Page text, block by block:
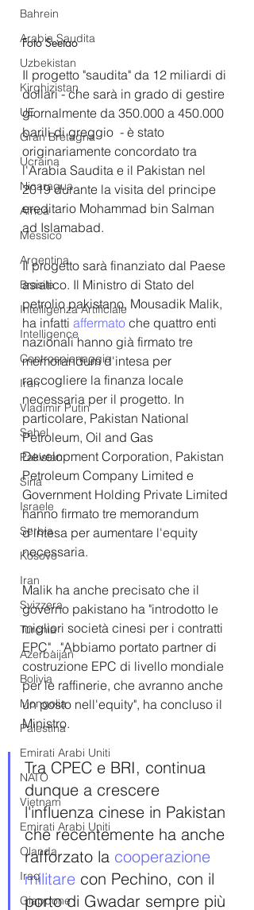
Bahrein
Arabia Saudita
Uzbekistan
Kirghizistan
UE
Gran Bretagna
Ucraina
Nicaragua
Africa
Messico
Argentina
Brasile
Intelligenza Artificiale
Intelligence
Controspionaggio
Iran
Vladimir Putin
Sahel
Pakistan
Siria
Israele
Serbia
Kosovo
Iran
Svizzera
Turchia
Azerbaijan
Bolivia
Mongolia
Palestina
Emirati Arabi Uniti
NATO
Vietnam
Emirati Arabi Uniti
Olanda
Iraq
Giappone
Foto Seetao
Il progetto "saudita" da 12 miliardi di
dollari - che sarà in grado di gestire
giornalmente da 350.000 a 450.000
barili di greggio  - è stato
originariamente concordato tra
l'Arabia Saudita e il Pakistan nel
2019 durante la visita del principe
ereditario Mohammad bin Salman
ad Islamabad.
Il progetto sarà finanziato dal Paese
asiatico. Il Ministro di Stato del
petrolio pakistano, Mousadik Malik,
ha infatti affermato che quattro enti
nazionali hanno già firmato tre
memorandum d'intesa per
raccogliere la finanza locale
necessaria per il progetto. In
particolare, Pakistan National
Petroleum, Oil and Gas
Development Corporation, Pakistan
Petroleum Company Limited e
Government Holding Private Limited
hanno firmato tre memorandum
d'intesa per aumentare l'equity
necessaria.
Malik ha anche precisato che il
governo pakistano ha "introdotto le
migliori società cinesi per i contratti
EPC".  "Abbiamo portato partner di
costruzione EPC di livello mondiale
per le raffinerie, che avranno anche
un posto nell'equity", ha concluso il
Ministro.
Tra CPEC e BRI, continua
dunque a crescere
l'influenza cinese in Pakistan
che recentemente ha anche
rafforzato la cooperazione
militare con Pechino, con il
porto di Gwadar sempre più